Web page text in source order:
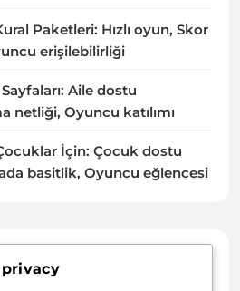
Paketleri: Hızlı oyun, Skor
erişilebilirliği
Aile dostu
netliği, Oyuncu katılımı
İçin: Çocuk dostu
basitlik, Oyuncu eğlencesi